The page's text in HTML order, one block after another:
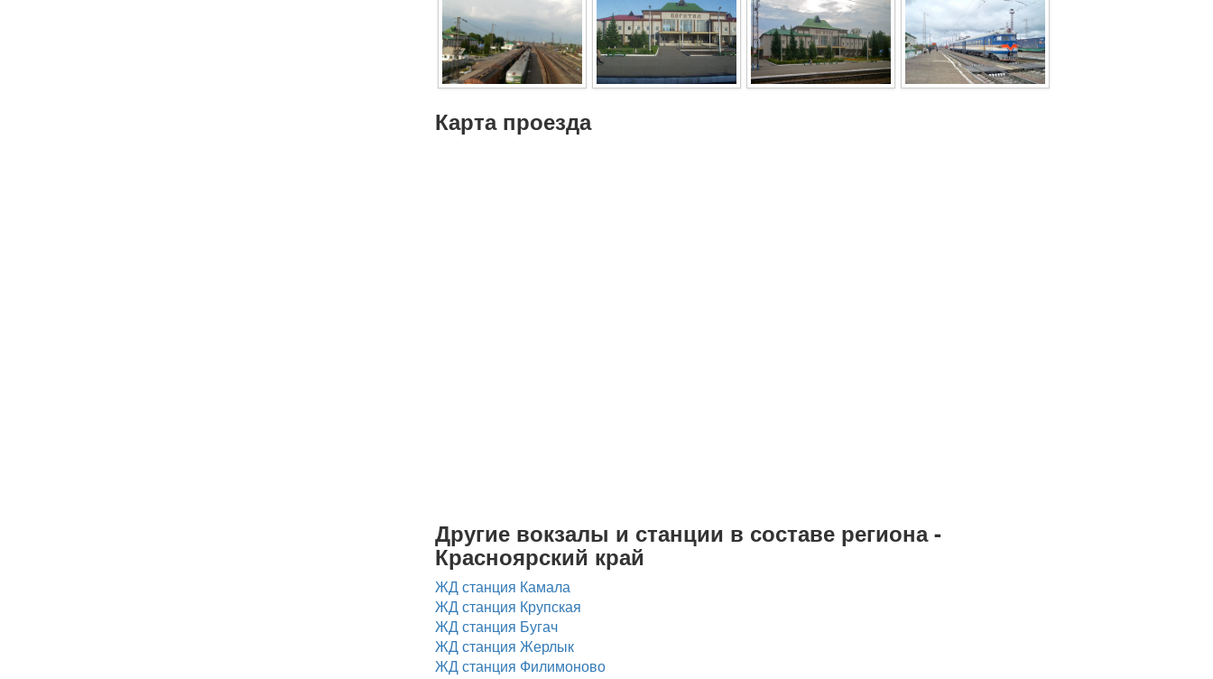
Карта проезда
Другие вокзалы и станции в составе региона -
Красноярский край
ЖД станция Камала
ЖД станция Крупская
ЖД станция Бугач
ЖД станция Жерлык
ЖД станция Филимоново